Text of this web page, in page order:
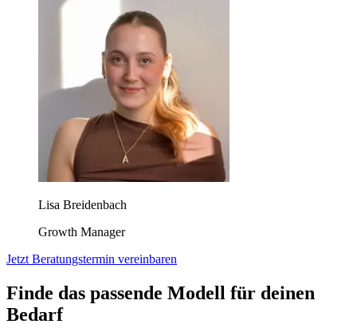
Lisa Breidenbach
Growth Manager
Jetzt Beratungstermin vereinbaren
Finde das passende Modell für deinen
Bedarf